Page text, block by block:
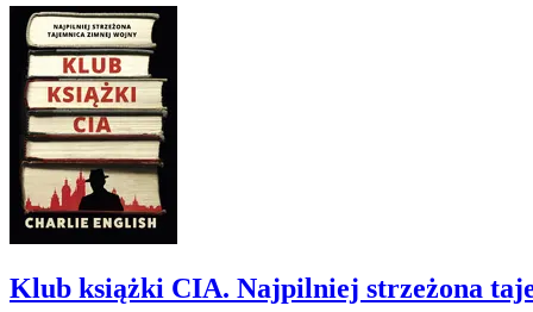
Klub książki CIA. Najpilniej strzeżona